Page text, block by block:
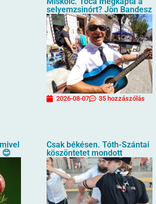
selyemzsinórt? Jön Bandesz
2026-08-07 35 hozzászólás
😊
Csak békésen. Tóth-Szántai
köszöntetet mondott